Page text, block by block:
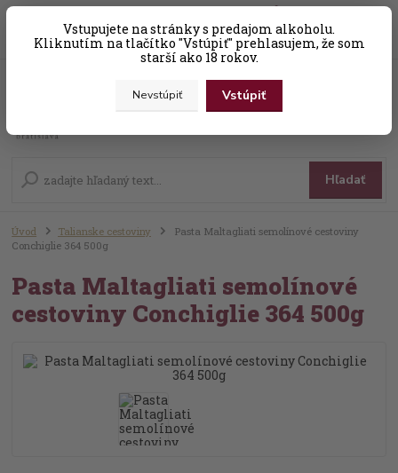
Vstupujete na stránky s predajom alkoholu.
Kliknutím na tlačítko "Vstúpiť" prehlasujem, že som
starší ako 18 rokov.
Nevstúpiť Vstúpiť
Hľadať
+421 (0) 31 56 25 377-8 za0,00 EUR
Úvod Talianske cestoviny
Pasta Maltagliati semolínové cestoviny
Conchiglie 364 500g
Pasta Maltagliati semolínové
cestoviny Conchiglie 364 500g